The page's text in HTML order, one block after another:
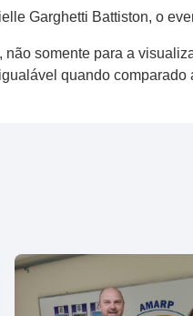
Garghetti Battiston, o
somente para a
quando